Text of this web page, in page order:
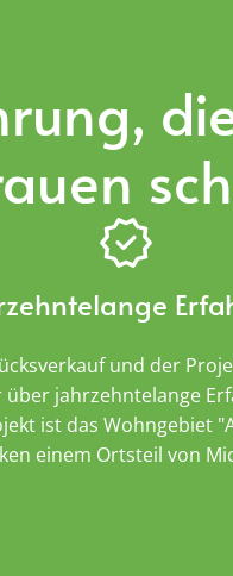
und der
über jahrzehntelange
ist das Wohngebiet
einem Ortsteil von